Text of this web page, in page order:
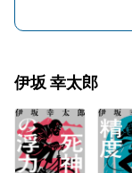
伊坂 幸太郎